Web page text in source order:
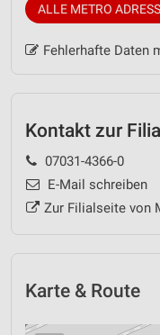
ALLE METRO
Fehlerhafte Daten
Kontakt zur
07031-4366-0
E-Mail schreiben
Zur Filialseite von
Karte & Route